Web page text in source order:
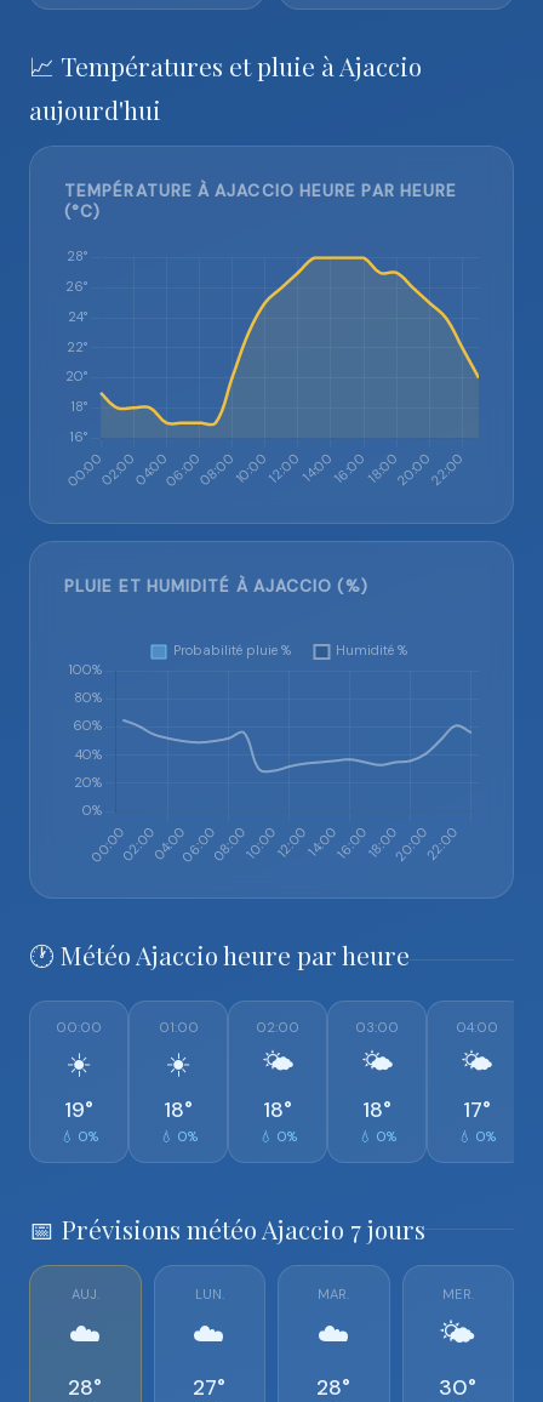
📈 Températures et pluie à Ajaccio
aujourd'hui
TEMPÉRATURE À AJACCIO HEURE PAR HEURE
(°C)
PLUIE ET HUMIDITÉ À AJACCIO (%)
🕐 Météo Ajaccio heure par heure
00:00
☀️
19°
💧 0%
01:00
☀️
18°
💧 0%
02:00
🌤️
18°
💧 0%
03:00
🌤️
18°
💧 0%
04:00
🌤️
17°
💧 0%
📅 Prévisions météo Ajaccio 7 jours
AUJ.
☁️
28°
LUN.
☁️
27°
MAR.
☁️
28°
MER.
🌤️
30°